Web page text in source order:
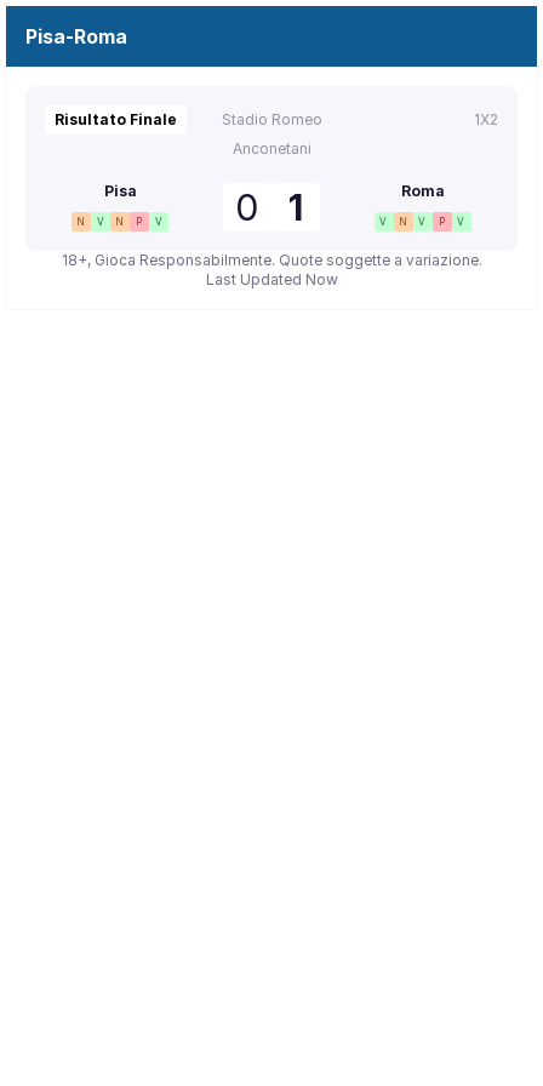
Pisa-Roma
Risultato Finale
Stadio Romeo
Anconetani
1X2
Pisa
N V N P V 0 1 Roma
V N V P V
18+, Gioca Responsabilmente. Quote soggette a variazione.
Last Updated Now